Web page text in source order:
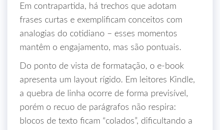
Em contrapartida, há trechos que adotam
frases curtas e exemplificam conceitos com
analogias do cotidiano – esses momentos
mantêm o engajamento, mas são pontuais.
Do ponto de vista de formatação, o e‑book
apresenta um layout rígido. Em leitores Kindle,
a quebra de linha ocorre de forma previsível,
porém o recuo de parágrafos não respira:
blocos de texto ficam “colados”, dificultando a